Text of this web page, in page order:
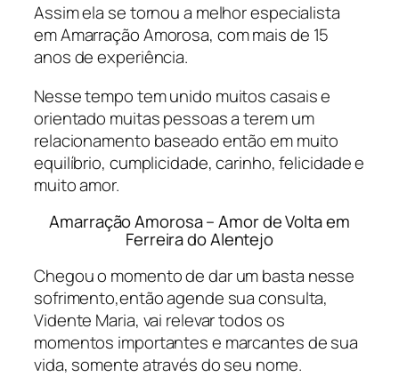
Assim ela se tornou a melhor especialista
em Amarração Amorosa, com mais de 15
anos de experiência.
Nesse tempo tem unido muitos casais e
orientado muitas pessoas a terem um
relacionamento baseado então em muito
equilíbrio, cumplicidade, carinho, felicidade e
muito amor.
Amarração Amorosa – Amor de Volta em
Ferreira do Alentejo
Chegou o momento de dar um basta nesse
sofrimento,então agende sua consulta,
Vidente Maria, vai relevar todos os
momentos importantes e marcantes de sua
vida, somente através do seu nome.